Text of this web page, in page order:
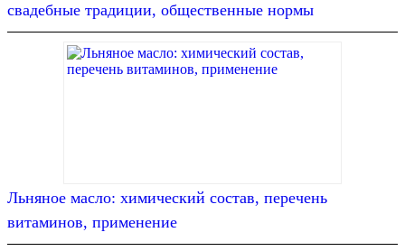
свадебные традиции, общественные нормы
Льняное масло: химический состав, перечень
витаминов, применение